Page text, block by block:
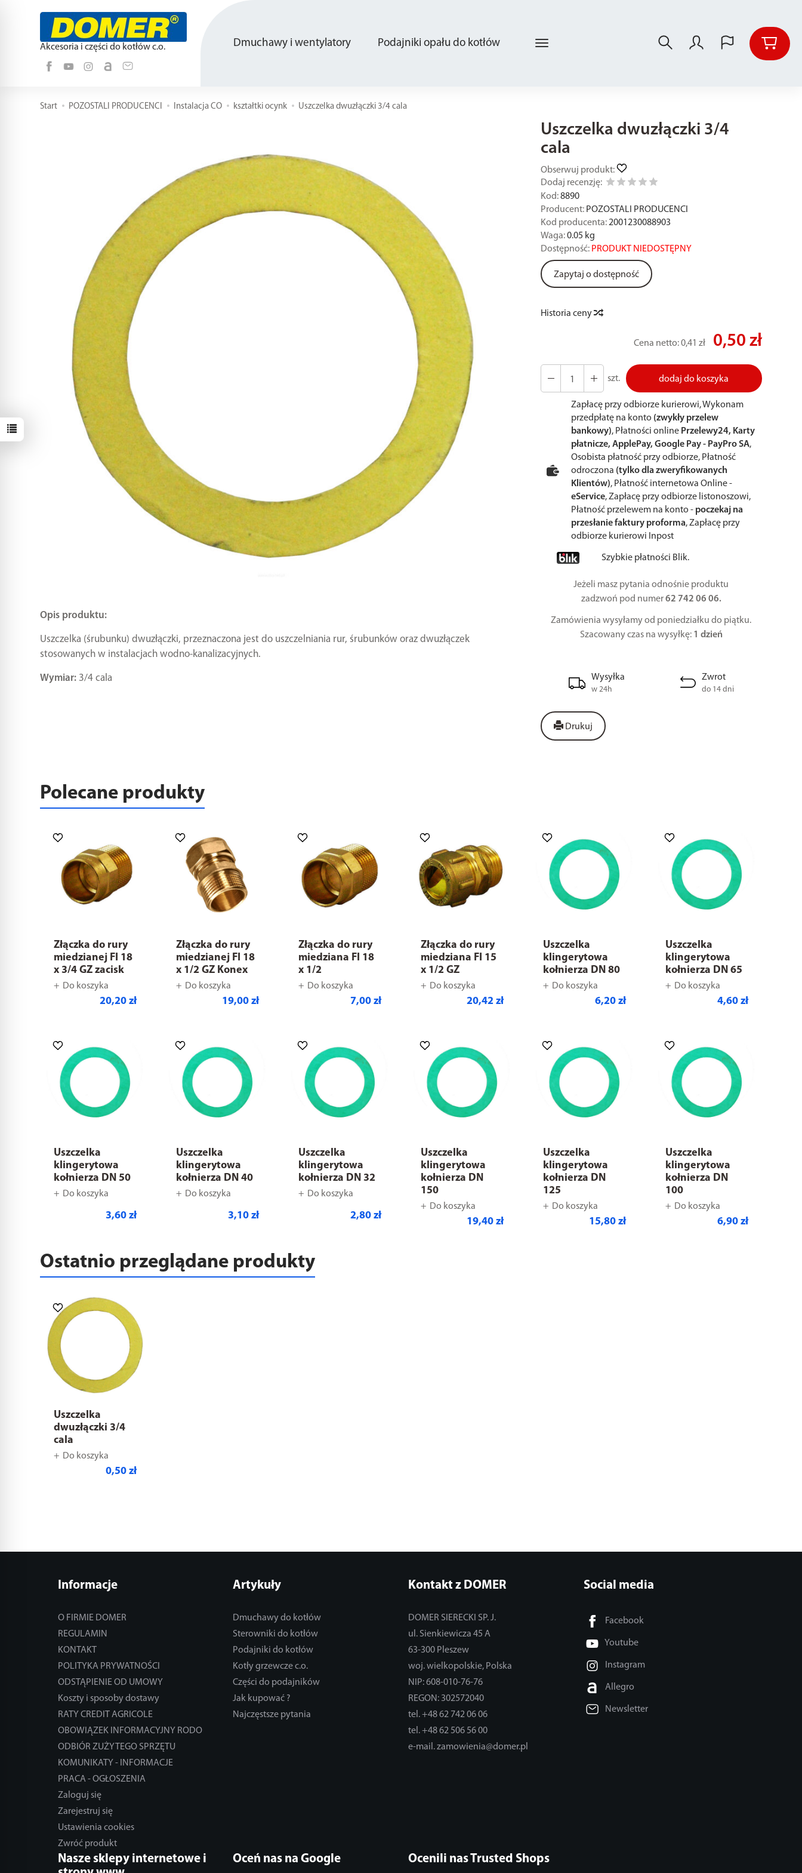
Akcesoria i części do kotłów c.o. Dmuchawy i wentylatory Podajniki opału do kotłów
Start POZOSTALI PRODUCENCI Instalacja CO kształtki ocynk Uszczelka dwuzłączki 3/4 cala
Uszczelka dwuzłączki 3/4
cala
Obserwuj produkt:
Dodaj recenzję:
Kod:8890
Producent: POZOSTALI PRODUCENCI
Kod producenta:2001230088903
Waga:0.05 kg
Dostępność: PRODUKT NIEDOSTĘPNY
Zapytaj o dostępność
Historia ceny
Cena netto:0,41 zł 0,50 zł
szt. dodaj do koszyka
Zapłacę przy odbiorze kurierowi, Wykonam
przedpłatę na konto (zwykły przelew
bankowy), Płatności online Przelewy24, Karty
płatnicze, ApplePay, Google Pay - PayPro SA,
Osobista płatność przy odbiorze, Płatność
odroczona (tylko dla zweryfikowanych
Klientów), Płatność internetowa Online -
eService, Zapłacę przy odbiorze listonoszowi,
Płatność przelewem na konto - poczekaj na
przesłanie faktury proforma, Zapłacę przy
odbiorze kurierowi Inpost
Szybkie płatności Blik.
Jeżeli masz pytania odnośnie produktu
zadzwoń pod numer62 742 06 06.
Zamówienia wysyłamy od poniedziałku do piątku.
Szacowany czas na wysyłkę: 1 dzień
Wysyłka
w 24h
Zwrot
do 14 dni
Drukuj
Opis produktu:
Uszczelka (śrubunku) dwuzłączki, przeznaczona jest do uszczelniania rur, śrubunków oraz dwuzłączek
stosowanych w instalacjach wodno-kanalizacyjnych.
Wymiar: 3/4 cala
Polecane produkty
Złączka do rury
miedzianej FI 18
x 3/4 GZ zacisk
Do koszyka
20,20 zł
Złączka do rury
miedzianej FI 18
x 1/2 GZ Konex
Do koszyka
19,00 zł
Złączka do rury
miedziana FI 18
x 1/2
Do koszyka
7,00 zł
Złączka do rury
miedziana FI 15
x 1/2 GZ
Do koszyka
20,42 zł
Uszczelka
klingerytowa
kołnierza DN 80
Do koszyka
6,20 zł
Uszczelka
klingerytowa
kołnierza DN 65
Do koszyka
4,60 zł
Uszczelka
klingerytowa
kołnierza DN 50
Do koszyka
3,60 zł
Uszczelka
klingerytowa
kołnierza DN 40
Do koszyka
3,10 zł
Uszczelka
klingerytowa
kołnierza DN 32
Do koszyka
2,80 zł
Uszczelka
klingerytowa
kołnierza DN
150
Do koszyka
19,40 zł
Uszczelka
klingerytowa
kołnierza DN
125
Do koszyka
15,80 zł
Uszczelka
klingerytowa
kołnierza DN
100
Do koszyka
6,90 zł
Ostatnio przeglądane produkty
Uszczelka
dwuzłączki 3/4
cala
Do koszyka
0,50 zł
Informacje
O FIRMIE DOMER
REGULAMIN
KONTAKT
POLITYKA PRYWATNOŚCI
ODSTĄPIENIE OD UMOWY
Koszty i sposoby dostawy
RATY CREDIT AGRICOLE
OBOWIĄZEK INFORMACYJNY RODO
ODBIÓR ZUŻYTEGO SPRZĘTU
KOMUNIKATY - INFORMACJE
PRACA - OGŁOSZENIA
Zaloguj się
Zarejestruj się
Ustawienia cookies
Zwróć produkt
Artykuły
Dmuchawy do kotłów
Sterowniki do kotłów
Podajniki do kotłów
Kotły grzewcze c.o.
Części do podajników
Jak kupować ?
Najczęstsze pytania
Kontakt z DOMER
DOMER SIERECKI SP. J.
ul. Sienkiewicza 45 A
63-300 Pleszew
woj. wielkopolskie, Polska
NIP: 608-010-76-76
REGON: 302572040
tel. +48 62 742 06 06
tel. +48 62 506 56 00
e-mail. zamowienia@domer.pl
Nasze sklepy internetowe i
Oceń nas na Google Ocenili nas Trusted Shops
Social media
Facebook
Youtube
Instagram
Allegro
Newsletter